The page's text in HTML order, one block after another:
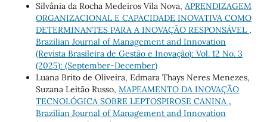
Silvânia da Rocha Medeiros Vila Nova, APRENDIZAGEM
ORGANIZACIONAL E CAPACIDADE INOVATIVA COMO
DETERMINANTES PARA A INOVAÇÃO RESPONSÁVEL ,
Brazilian Journal of Management and Innovation
(Revista Brasileira de Gestão e Inovação): Vol. 12 No. 3
(2025): (September-December)
Luana Brito de Oliveira, Edmara Thays Neres Menezes,
Suzana Leitão Russo, MAPEAMENTO DA INOVAÇÃO
TECNOLÓGICA SOBRE LEPTOSPIROSE CANINA ,
Brazilian Journal of Management and Innovation